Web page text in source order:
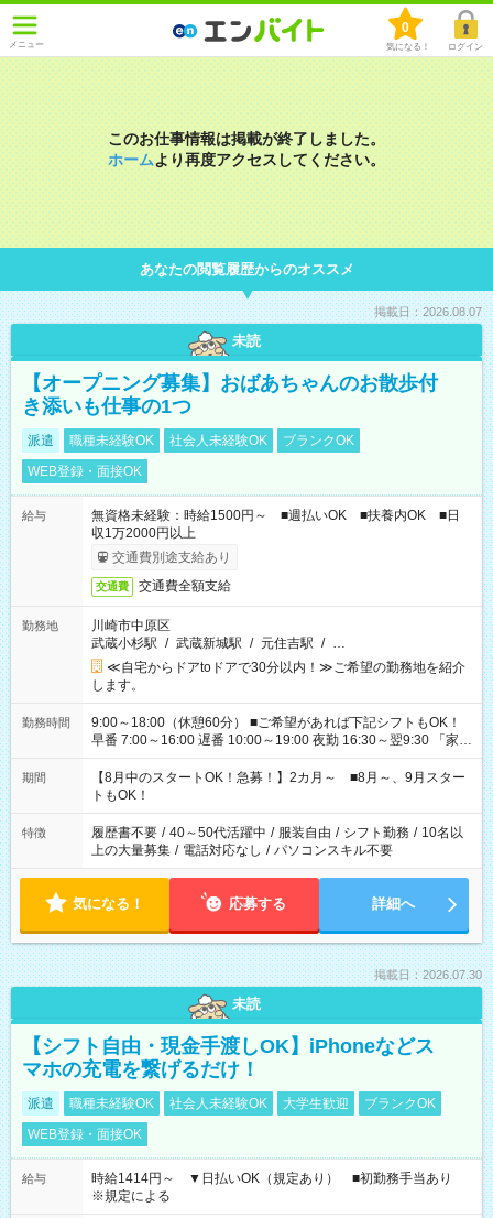
メニュー
0
気になる！ ログイン
このお仕事情報は掲載が終了しました。
ホームより再度アクセスしてください。
あなたの閲覧履歴からのオススメ
掲載日：2026.08.07
未読
【オープニング募集】おばあちゃんのお散歩付
き添いも仕事の1つ
派遣 職種未経験OK 社会人未経験OK
ブランクOK
WEB登録・面接OK
給与
無資格未経験：時給1500円～ ■週払いOK ■扶養内OK ■日
収1万2000円以上
交通費別途支給あり
交通費 交通費全額支給
勤務地
川崎市中原区
武蔵小杉駅 / 武蔵新城駅 / 元住吉駅 / …
≪自宅からドアtoドアで30分以内！≫ご希望の勤務地を紹介
します。
勤務時間
9:00～18:00（休憩60分） ■ご希望があれば下記シフトもOK！
早番 7:00～16:00 遅番 10:00～19:00 夜勤 16:30～翌9:30 「家族
と休みを合わせたい」 「余裕を持って夕飯の準備がしたい」
「できれば残業はしたくない」 など、ご希望を教えてください
ね。 ※Wワーク希望の方へ 今ご覧のお仕事で希望する勤務時間
と、もう1つのお仕事の勤務時間。 合計で週40時間を超える場
合は応募できません。
期間
【8月中のスタートOK！急募！】2カ月～ ■8月～、9月スター
トもOK！
特徴 履歴書不要 / 40～50代活躍中 / 服装自由 / シフト勤務 / 10名以
上の大量募集 / 電話対応なし / パソコンスキル不要
気になる！ 応募する 詳細へ
掲載日：2026.07.30
未読
【シフト自由・現金手渡しOK】iPhoneなどス
マホの充電を繋げるだけ！
派遣 職種未経験OK 社会人未経験OK 大学生歓迎
ブランクOK
WEB登録・面接OK
給与
時給1414円～ ▼日払いOK（規定あり） ■初勤務手当あり
※規定による